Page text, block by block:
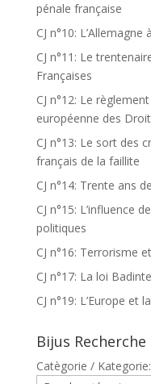
pénale française
CJ n°10:
CJ n°11: Le
Françaises
CJ n°12: Le
européenne des
CJ n°13: Le sort des
français de la faillite
CJ n°14: Trente ans
CJ n°15: L’influence
politiques
CJ n°16: Terrorisme
CJ n°17: La loi
CJ n°19: L’Europe et
Bijus Recherche
Catègorie / Kategorie: